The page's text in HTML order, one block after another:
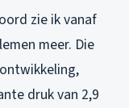
zie ik vanaf
meer. Die
druk van 2,9